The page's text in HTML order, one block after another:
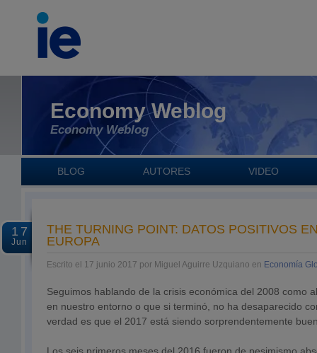
Economy Weblog
Economy Weblog
BLOG AUTORES VIDEO
17
Jun
THE TURNING POINT: DATOS POSITIVOS
EUROPA
Escrito el 17 junio 2017 por Miguel Aguirre Uzquiano en Economía
Seguimos hablando de la crisis económica del 2008 como
en nuestro entorno o que si terminó, no ha desaparecido
verdad es que el 2017 está siendo sorprendentemente